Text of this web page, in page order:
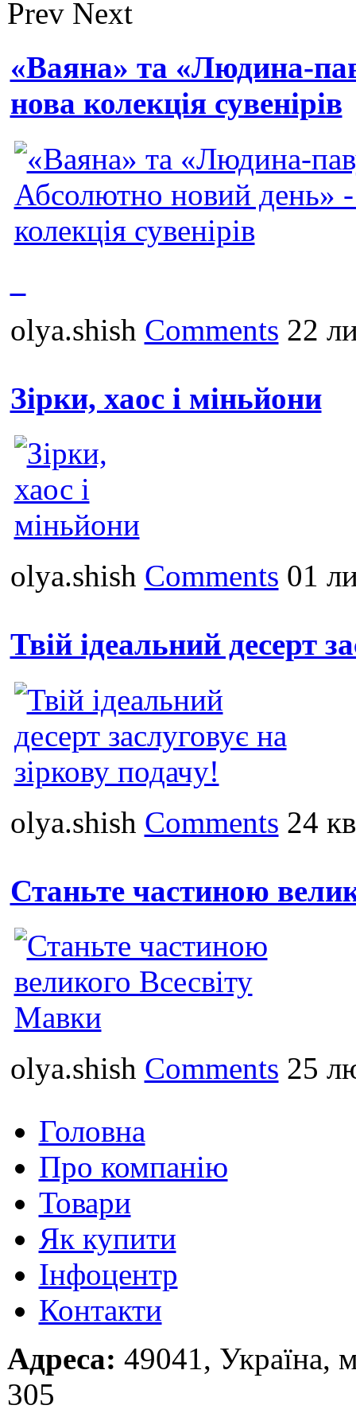
Prev Next
«Ваяна» та «Людина-
нова колекція сувенірів
olya.shish Comments 22
Зірки, хаос і міньйони
olya.shish Comments 01
Твій ідеальний десерт
olya.shish Comments 24
Станьте частиною
olya.shish Comments 25
Головна
Про компанію
Товари
Як купити
Інфоцентр
Контакти
Адреса: 49041, Україна,
305